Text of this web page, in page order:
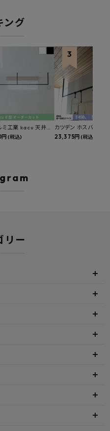
ング
ミ工業 kacu 天井付
E型 サイズオーダー
(税込)
カツデン ホスバ 天井
物干し 標準サイズ ス
23,375円 (税込)
リー